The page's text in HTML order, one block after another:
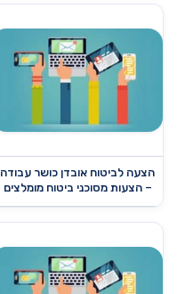
הצעה לביטוח אובדן כושר עבודה
– הצעות מסוכני ביטוח מומלצים